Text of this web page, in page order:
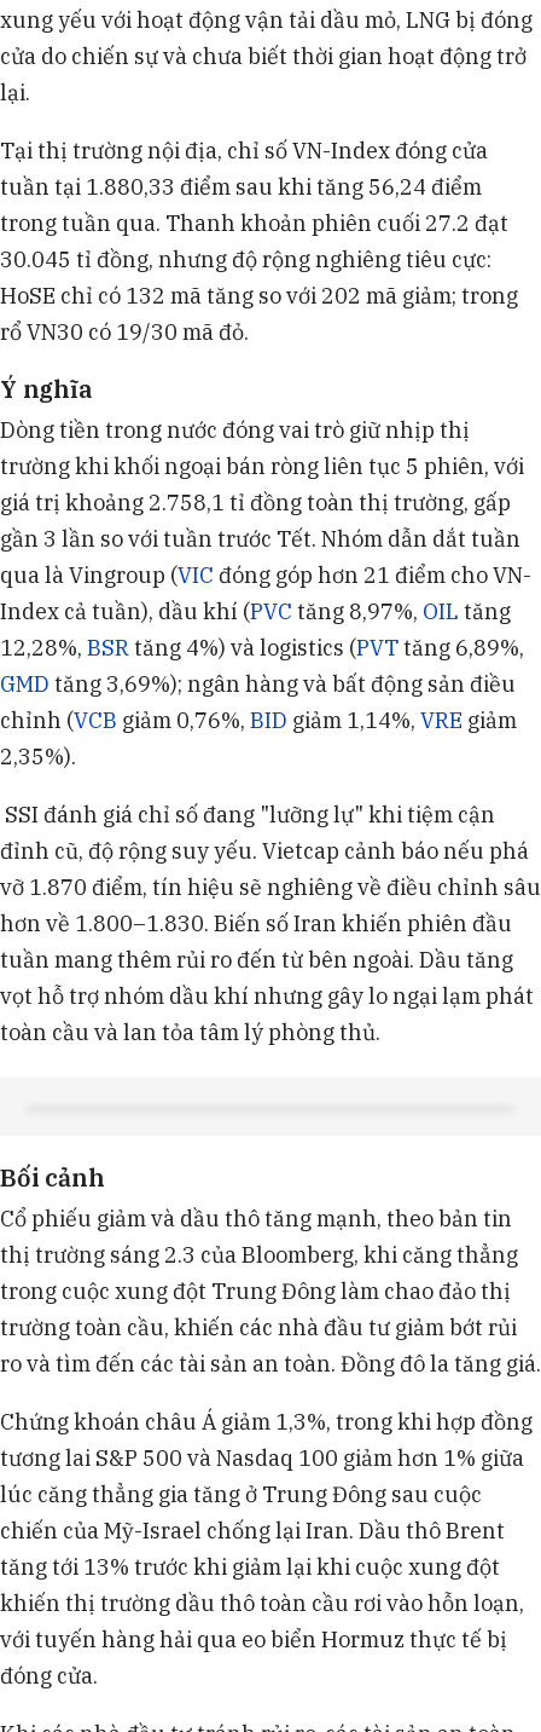
xung yếu với hoạt động vận tải dầu mỏ, LNG bị đóng
cửa do chiến sự và chưa biết thời gian hoạt động trở
lại.
Tại thị trường nội địa, chỉ số VN-Index đóng cửa
tuần tại 1.880,33 điểm sau khi tăng 56,24 điểm
trong tuần qua. Thanh khoản phiên cuối 27.2 đạt
30.045 tỉ đồng, nhưng độ rộng nghiêng tiêu cực:
HoSE chỉ có 132 mã tăng so với 202 mã giảm; trong
rổ VN30 có 19/30 mã đỏ.
Ý nghĩa
Dòng tiền trong nước đóng vai trò giữ nhịp thị
trường khi khối ngoại bán ròng liên tục 5 phiên, với
giá trị khoảng 2.758,1 tỉ đồng toàn thị trường, gấp
gần 3 lần so với tuần trước Tết. Nhóm dẫn dắt tuần
qua là Vingroup (VIC đóng góp hơn 21 điểm cho VN-
Index cả tuần), dầu khí (PVC tăng 8,97%, OIL tăng
12,28%, BSRtăng 4%) và logistics (PVTtăng 6,89%,
GMD tăng 3,69%); ngân hàng và bất động sản điều
chỉnh (VCB giảm 0,76%, BID giảm 1,14%, VRE giảm
2,35%).
SSI đánh giá chỉ số đang "lưỡng lự" khi tiệm cận
đỉnh cũ, độ rộng suy yếu. Vietcap cảnh báo nếu phá
vỡ 1.870 điểm, tín hiệu sẽ nghiêng về điều chỉnh sâu
hơn về 1.800–1.830. Biến số Iran khiến phiên đầu
tuần mang thêm rủi ro đến từ bên ngoài. Dầu tăng
vọt hỗ trợ nhóm dầu khí nhưng gây lo ngại lạm phát
toàn cầu và lan tỏa tâm lý phòng thủ.
Bối cảnh
Cổ phiếu giảm và dầu thô tăng mạnh, theo bản tin
thị trường sáng 2.3 của Bloomberg, khi căng thẳng
trong cuộc xung đột Trung Đông làm chao đảo thị
trường toàn cầu, khiến các nhà đầu tư giảm bớt rủi
ro và tìm đến các tài sản an toàn. Đồng đô la tăng giá.
Chứng khoán châu Á giảm 1,3%, trong khi hợp đồng
tương lai S&P 500 và Nasdaq 100 giảm hơn 1% giữa
lúc căng thẳng gia tăng ở Trung Đông sau cuộc
chiến của Mỹ-Israel chống lại Iran. Dầu thô Brent
tăng tới 13% trước khi giảm lại khi cuộc xung đột
khiến thị trường dầu thô toàn cầu rơi vào hỗn loạn,
với tuyến hàng hải qua eo biển Hormuz thực tế bị
đóng cửa.